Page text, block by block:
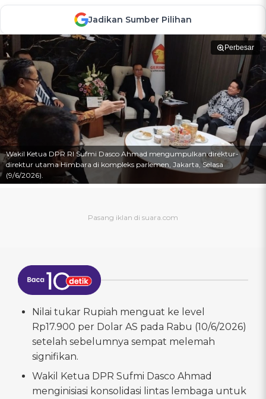
Jadikan Sumber Pilihan
Perbesar
Wakil Ketua DPR RI Sufmi Dasco Ahmad mengumpulkan direktur-
direktur utama Himbara di kompleks parlemen, Jakarta, Selasa
(9/6/2026).
Nilai tukar Rupiah menguat ke level
Rp17.900 per Dolar AS pada Rabu (10/6/2026)
setelah sebelumnya sempat melemah
signifikan.
Wakil Ketua DPR Sufmi Dasco Ahmad
menginisiasi konsolidasi lintas lembaga untuk